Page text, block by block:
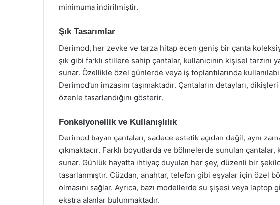
minimuma indirilmiştir.
Şık Tasarımlar
Derimod, her zevke ve tarza hitap eden geniş bir çanta
şık gibi farklı stillere sahip çantalar, kullanıcının kişisel tarzını
sunar. Özellikle özel günlerde veya iş toplantılarında
Derimod’un imzasını taşımaktadır. Çantaların detayları,
özenle tasarlandığını gösterir.
Fonksiyonellik ve Kullanışlılık
Derimod bayan çantaları, sadece estetik açıdan değil, aynı
çıkmaktadır. Farklı boyutlarda ve bölmelerde sunulan çantalar,
sunar. Günlük hayatta ihtiyaç duyulan her şey, düzenli bir
tasarlanmıştır. Cüzdan, anahtar, telefon gibi eşyalar için özel
olmasını sağlar. Ayrıca, bazı modellerde su şişesi veya laptop
ekstra alanlar bulunmaktadır.